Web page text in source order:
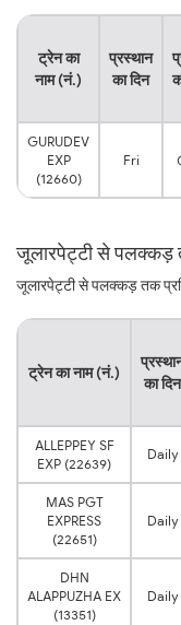
ट्रेन का
नाम (नं.)
प्रस्थान
का दिन
GURUDEV
EXP
(12660)
Fri
जूलारपेट्टी से पलक्कड़
जूलारपेट्टी से पलक्कड़ तक
ट्रेन का नाम (नं.)
का दिन
ALLEPPEY SF
EXP (22639)
Daily
MAS PGT
EXPRESS
(22651)
Daily
DHN
ALAPPUZHA EX
(13351)
Daily